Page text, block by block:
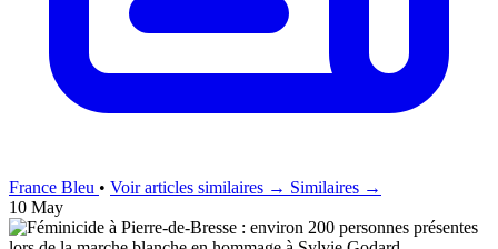
France Bleu • Voir articles similaires → Similaires →
10 May